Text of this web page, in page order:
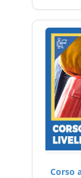
Corso